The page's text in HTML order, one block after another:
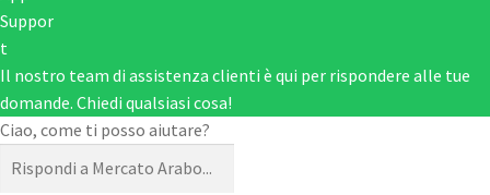
Il nostro team di assistenza clienti è qui per rispondere alle tue
domande. Chiedi qualsiasi cosa!
Ciao, come ti posso aiutare?